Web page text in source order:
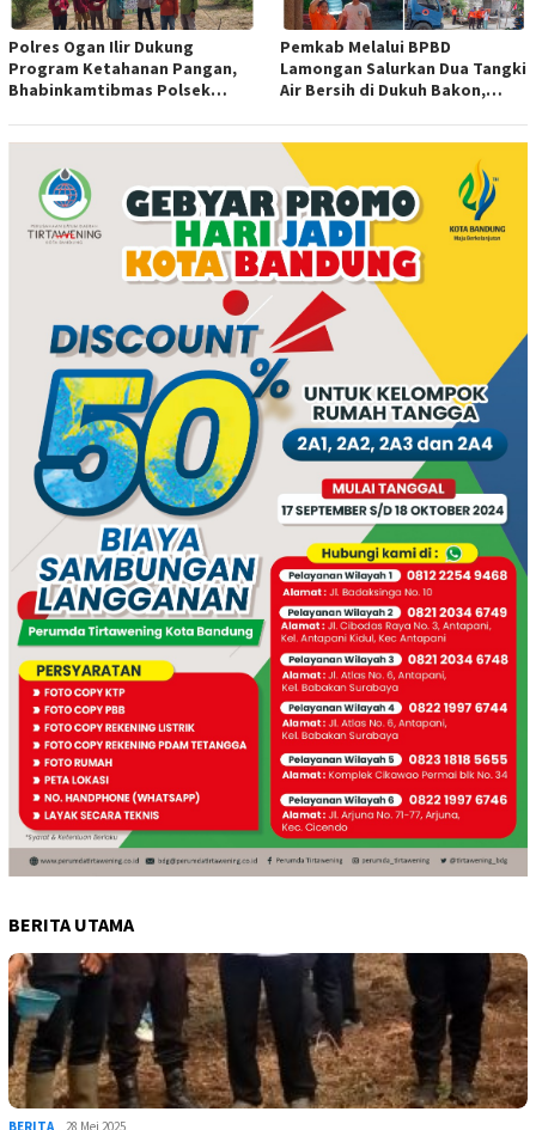
Polres Ogan Ilir Dukung
Program Ketahanan Pangan,
Bhabinkamtibmas Polsek
Jagung Pipil di Desa Sungai
Pemkab Melalui BPBD
Lamongan Salurkan Dua Tangki
Air Bersih di Dukuh Bakon,
BERITA UTAMA
BERITA 28 Mei 2025